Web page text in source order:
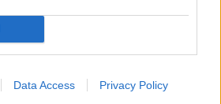
Data Access Privacy Policy